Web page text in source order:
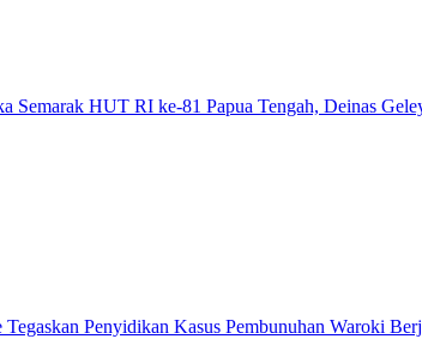
Semarak HUT RI ke-81 Papua Tengah, Deinas
Penyidikan Kasus Pembunuhan Waroki